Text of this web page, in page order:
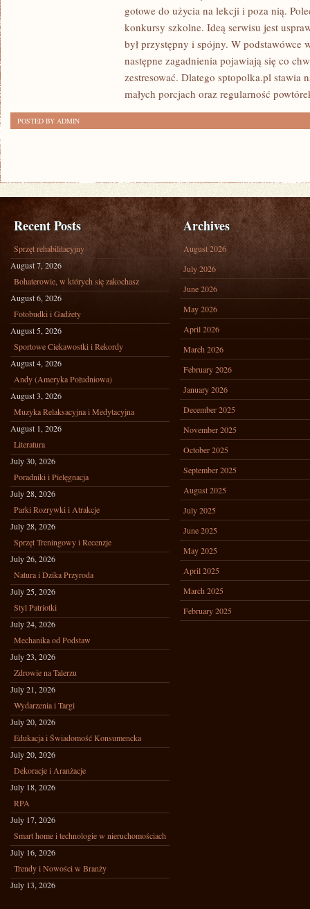
gotowe do użycia na lekcji i poza nią.
konkursy szkolne. Ideą serwisu jest
był przystępny i spójny. W podstawówce
następne zagadnienia pojawiają się co
zestresować. Dlatego sptopolka.pl stawia
małych porcjach oraz regularność
POSTED BY ADMIN
Recent Posts
Sprzęt rehabilitacyjny
August 7, 2026
Bohaterowie, w których się zakochasz
August 6, 2026
Fotobudki i Gadżety
August 5, 2026
Sportowe Ciekawostki i Rekordy
August 4, 2026
Andy (Ameryka Południowa)
August 3, 2026
Muzyka Relaksacyjna i Medytacyjna
August 1, 2026
Literatura
July 30, 2026
Poradniki i Pielęgnacja
July 28, 2026
Parki Rozrywki i Atrakcje
July 28, 2026
Sprzęt Treningowy i Recenzje
July 26, 2026
Natura i Dzika Przyroda
July 25, 2026
Styl Patriotki
July 24, 2026
Mechanika od Podstaw
July 23, 2026
Zdrowie na Talerzu
July 21, 2026
Wydarzenia i Targi
July 20, 2026
Edukacja i Świadomość Konsumencka
July 20, 2026
Dekoracje i Aranżacje
July 18, 2026
RPA
July 17, 2026
Smart home i technologie w nieruchomościach
July 16, 2026
Trendy i Nowości w Branży
July 13, 2026
Archives
August 2026
July 2026
June 2026
May 2026
April 2026
March 2026
February 2026
January 2026
December 2025
November 2025
October 2025
September 2025
August 2025
July 2025
June 2025
May 2025
April 2025
March 2025
February 2025